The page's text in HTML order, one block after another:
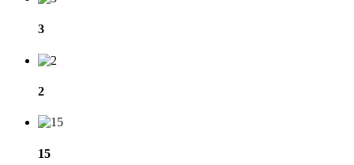
3
2
15